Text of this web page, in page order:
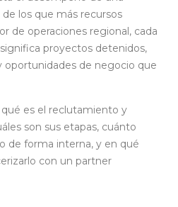
los que más recursos
de operaciones regional, cada
proyectos detenidos,
oportunidades de negocio que
es el reclutamiento y
son sus etapas, cuánto
de forma interna, y en qué
con un partner